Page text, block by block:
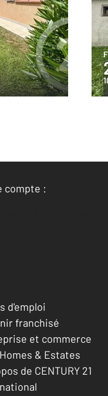
compte :
Accéder à mon compte
d'emploi
franchisé
et commerce
& Estates
de CENTURY 21